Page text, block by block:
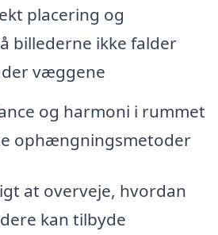
placering og
billederne ikke falder
væggene
og harmoni i rummet
ophængningsmetoder
at overveje, hvordan
kan tilbyde